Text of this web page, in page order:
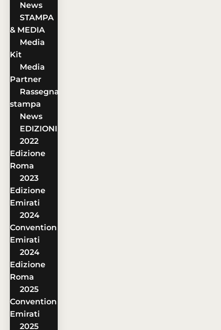
News
STAMPA
& MEDIA
Media
Kit
Media
Partner
Rassegna
stampa
News
EDIZIONI
2022
Edizione
Roma
2023
Edizione
Emirati
2024
Convention
Emirati
2024
Edizione
Roma
2025
Convention
Emirati
2025